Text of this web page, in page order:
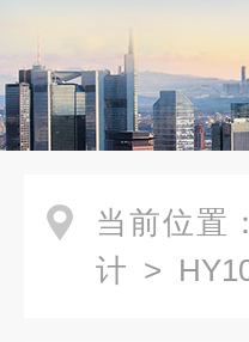
当前位置：
计 >